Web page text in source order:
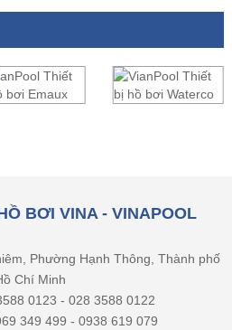
BƠI VINA - VINAPOOL
Phường Hạnh Thông, Thành phố
Chí Minh
0123 - 028 3588 0122
349 499 - 0938 619 079